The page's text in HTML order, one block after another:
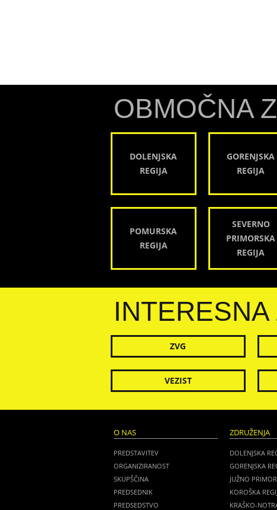
OBMOČNA
DOLENJSKA
REGIJA
GORENJSKA
REGIJA
POMURSKA
REGIJA
SEVERNO
PRIMORSKA
REGIJA
ZVG
VEZIST
O NAS
PREDSTAVITEV
ORGANIZIRANOST
SKUPŠČINA
PREDSEDNIK
PREDSEDSTVO
ZDRUŽENJA
DOLENJSKA
GORENJSKA
JUŽNO
KOROŠKA
KRAŠKO-